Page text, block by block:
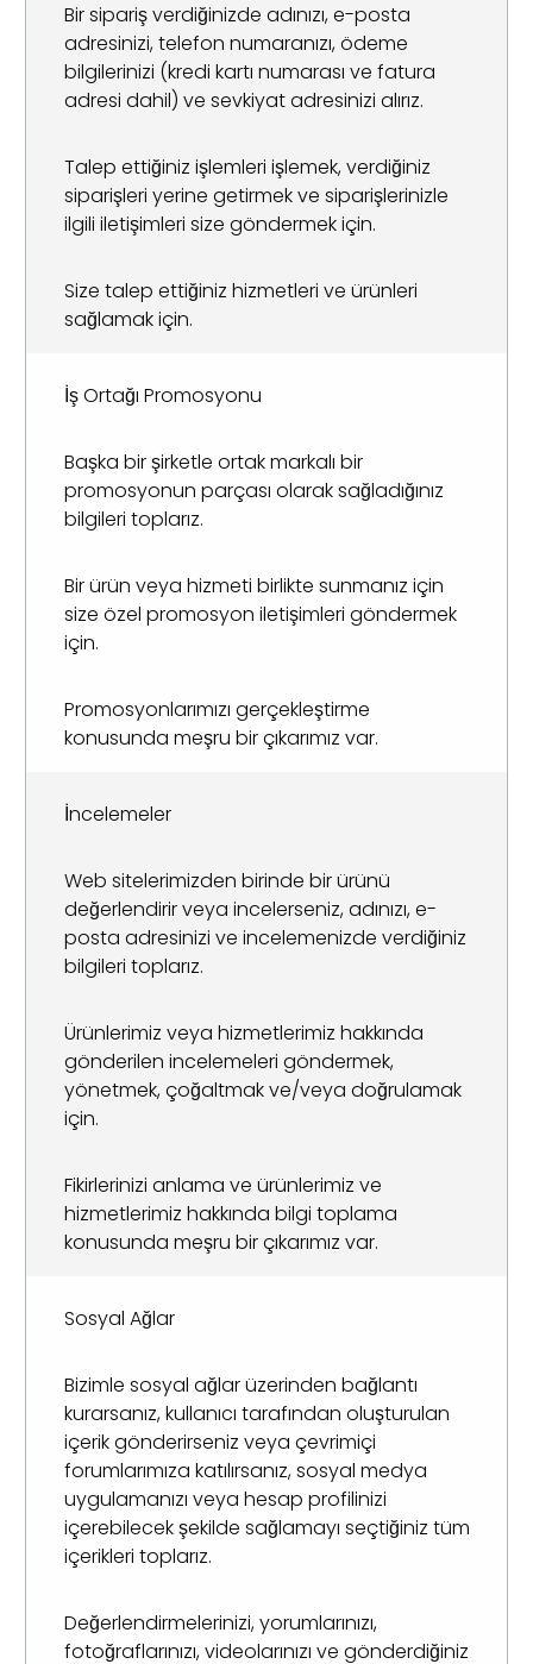
Bir sipariş verdiğinizde adınızı, e-posta
adresinizi, telefon numaranızı, ödeme
bilgilerinizi (kredi kartı numarası ve fatura
adresi dahil) ve sevkiyat adresinizi alırız.
Talep ettiğiniz işlemleri işlemek, verdiğiniz
siparişleri yerine getirmek ve siparişlerinizle
ilgili iletişimleri size göndermek için.
Size talep ettiğiniz hizmetleri ve ürünleri
sağlamak için.
İş Ortağı Promosyonu
Başka bir şirketle ortak markalı bir
promosyonun parçası olarak sağladığınız
bilgileri toplarız.
Bir ürün veya hizmeti birlikte sunmanız için
size özel promosyon iletişimleri göndermek
için.
Promosyonlarımızı gerçekleştirme
konusunda meşru bir çıkarımız var.
İncelemeler
Web sitelerimizden birinde bir ürünü
değerlendirir veya incelerseniz, adınızı, e-
posta adresinizi ve incelemenizde verdiğiniz
bilgileri toplarız.
Ürünlerimiz veya hizmetlerimiz hakkında
gönderilen incelemeleri göndermek,
yönetmek, çoğaltmak ve/veya doğrulamak
için.
Fikirlerinizi anlama ve ürünlerimiz ve
hizmetlerimiz hakkında bilgi toplama
konusunda meşru bir çıkarımız var.
Sosyal Ağlar
Bizimle sosyal ağlar üzerinden bağlantı
kurarsanız, kullanıcı tarafından oluşturulan
içerik gönderirseniz veya çevrimiçi
forumlarımıza katılırsanız, sosyal medya
uygulamanızı veya hesap profilinizi
içerebilecek şekilde sağlamayı seçtiğiniz tüm
içerikleri toplarız.
Değerlendirmelerinizi, yorumlarınızı,
fotoğraflarınızı, videolarınızı ve gönderdiğiniz